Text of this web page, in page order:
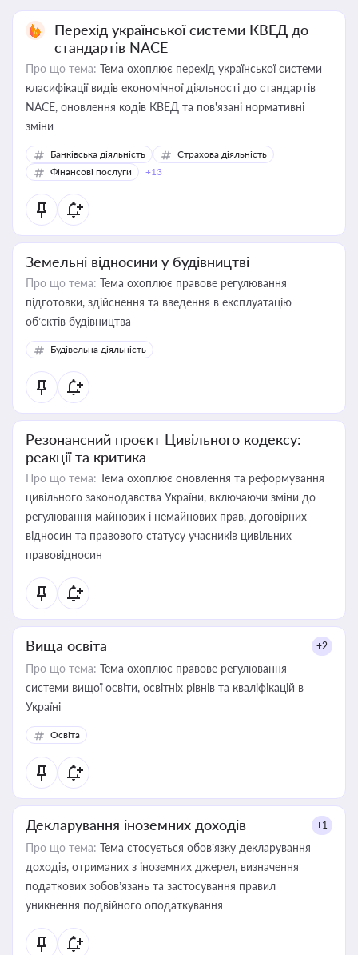
Перехід української системи КВЕД до
стандартів NACE
Про що тема: Тема охоплює перехід української системи
класифікації видів економічної діяльності до стандартів
NACE, оновлення кодів КВЕД та пов'язані нормативні
зміни
Банківська діяльність
Страхова діяльність
Фінансові послуги
+13
Земельні відносини у будівництві
Про що тема: Тема охоплює правове регулювання
підготовки, здійснення та введення в експлуатацію
об’єктів будівництва
Будівельна діяльність
Резонансний проєкт Цивільного кодексу:
реакції та критика
Про що тема: Тема охоплює оновлення та реформування
цивільного законодавства України, включаючи зміни до
регулювання майнових і немайнових прав, договірних
відносин та правового статусу учасників цивільних
правовідносин
Вища освіта +2
Про що тема: Тема охоплює правове регулювання
системи вищої освіти, освітніх рівнів та кваліфікацій в
Україні
Освіта
Декларування іноземних доходів +1
Про що тема: Тема стосується обов’язку декларування
доходів, отриманих з іноземних джерел, визначення
податкових зобов’язань та застосування правил
уникнення подвійного оподаткування